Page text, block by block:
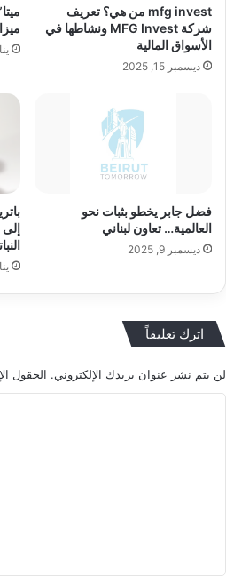
mfg invest من هي؟ تعريف
شركة MFG Invest ونشاطها في
الأسواق المالية
ديسمبر 15, 2025
فضل جابر يخطو بثبات نحو
العالمية… تعاون لبناني
ديسمبر 9, 2025
إلى
اترك تعليقاً
لن يتم نشر عنوان بريدك الإلكتروني. الحقول